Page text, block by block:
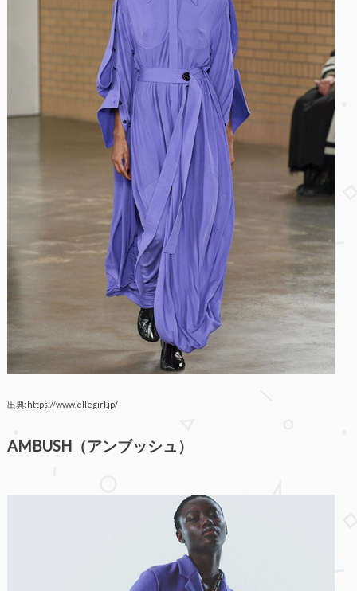
出典:https://www.ellegirl.jp/
AMBUSH（アンブッシュ）